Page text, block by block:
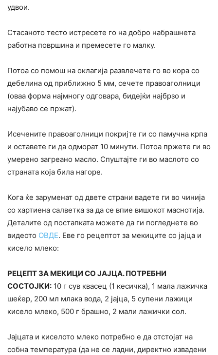
удвои.
Стасаното тесто истресете го на добро набрашнета
работна површина и премесете го малку.
Потоа со помош на оклагија развлечете го во кора со
дебелина од приближно 5 мм, сечете правоаголници
(оваа форма најмногу одговара, бидејќи најбрзо и
најубаво се пржат).
Исечените правоаголници покријте ги со памучна крпа
и оставете ги да одморат 10 минути. Потоа пржете ги во
умерено загреано масло. Спуштајте ги во маслото со
страната која била нагоре.
Кога ќе заруменат од двете страни вадете ги во чинија
со хартиена салветка за да се впие вишокот маснотија.
Деталите од постапката можете да ги погледнете во
видеото ОВДЕ. Еве го рецептот за мекиците со јајца и
кисело млеко:
РЕЦЕПТ ЗА МЕКИЦИ СО ЈАЈЦА. ПОТРЕБНИ
СОСТОЈКИ: 10 г сув квасец (1 кесичка), 1 мала лажичка
шеќер, 200 мл млака вода, 2 јајца, 5 супени лажици
кисело млеко, 500 г брашно, 2 мали лажички сол.
Јајцата и киселото млеко потребно е да отстојат на
собна температура (да не се ладни, директно извадени